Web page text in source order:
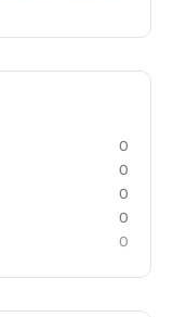
0
0
0
0
0